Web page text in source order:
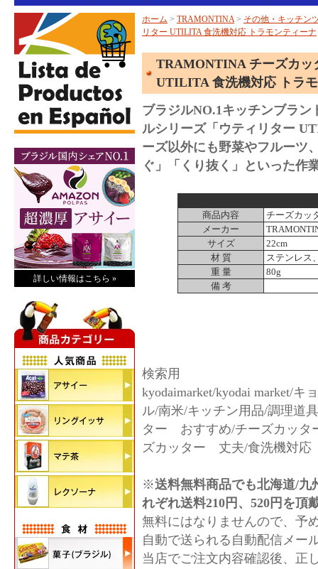
詳しい情報はこちら »
ホーム > TRAMONTINA> その他・キッチン
リター UTILITA 食洗機対応 トラモンティーナ
TRAMONTINA チーズカッ
UTILITA 食洗機対応 トラ
ブラジルNO.1キッチンブラ
ルシリーズ「ウティリター
ーズ以外にも野菜やフルーツ
ぐ」「くり抜く」といった作
商品内容
チーズカッ
メーカー
サイズ
22cm
材 質
ステンレス
重 量
80g
備 考
検索用
kyodaimarket/kyodai market/キ
ル/南米/キッチン用品/調理
ター おすすめ/チーズカッ
ズカッター 丈夫/食洗機対応
※送料無料商品でも北海道/九
れぞれ送料210円、520円を頂
無料にはなりませんので、予
自動で送られる自動配信メー
当店でご注文内容確認後、正